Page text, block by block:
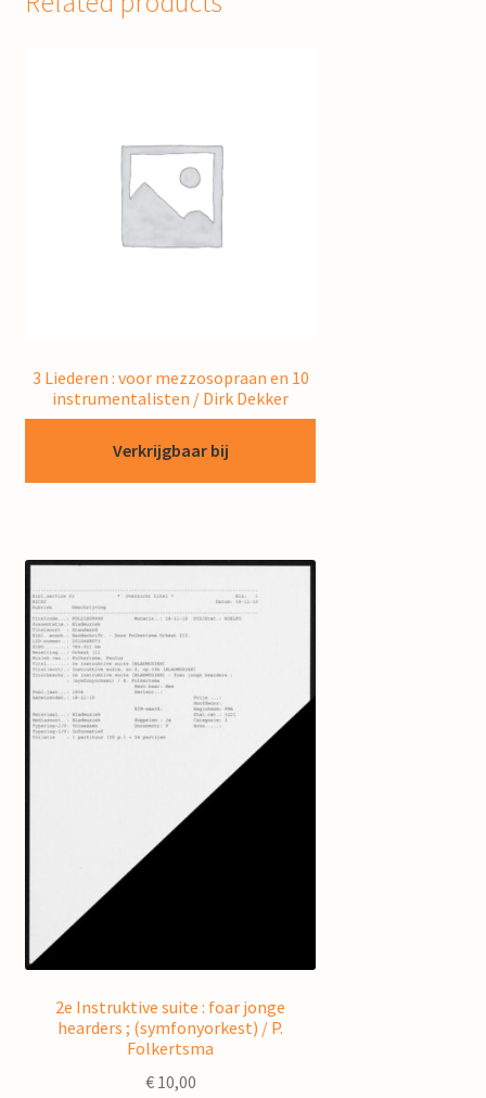
3 Liederen : voor mezzosopraan en 10
instrumentalisten / Dirk Dekker
Verkrijgbaar bij
2e Instruktive suite : foar jonge
hearders ; (symfonyorkest) / P.
Folkertsma
€10,00